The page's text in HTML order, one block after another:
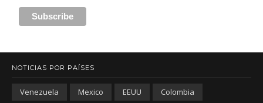
NOTICIAS POR PAÍSES
Venezuela Mexico EEUU
Colombia